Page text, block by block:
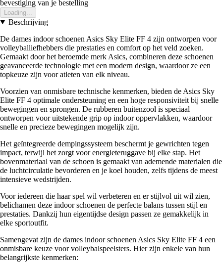
bevestiging van je bestelling
Loading...
Beschrijving
De dames indoor schoenen Asics Sky Elite FF 4 zijn ontworpen voor
volleyballiefhebbers die prestaties en comfort op het veld zoeken.
Gemaakt door het beroemde merk Asics, combineren deze schoenen
geavanceerde technologie met een modern design, waardoor ze een
topkeuze zijn voor atleten van elk niveau.
Voorzien van onmisbare technische kenmerken, bieden de Asics Sky
Elite FF 4 optimale ondersteuning en een hoge responsiviteit bij snelle
bewegingen en sprongen. De rubberen buitenzool is speciaal
ontworpen voor uitstekende grip op indoor oppervlakken, waardoor
snelle en precieze bewegingen mogelijk zijn.
Het geïntegreerde dempingssysteem beschermt je gewrichten tegen
impact, terwijl het zorgt voor energieteruggave bij elke stap. Het
bovenmateriaal van de schoen is gemaakt van ademende materialen die
de luchtcirculatie bevorderen en je koel houden, zelfs tijdens de meest
intensieve wedstrijden.
Voor iedereen die haar spel wil verbeteren en er stijlvol uit wil zien,
belichamen deze indoor schoenen de perfecte balans tussen stijl en
prestaties. Dankzij hun eigentijdse design passen ze gemakkelijk in
elke sportoutfit.
Samengevat zijn de dames indoor schoenen Asics Sky Elite FF 4 een
onmisbare keuze voor volleybalspeelsters. Hier zijn enkele van hun
belangrijkste kenmerken: